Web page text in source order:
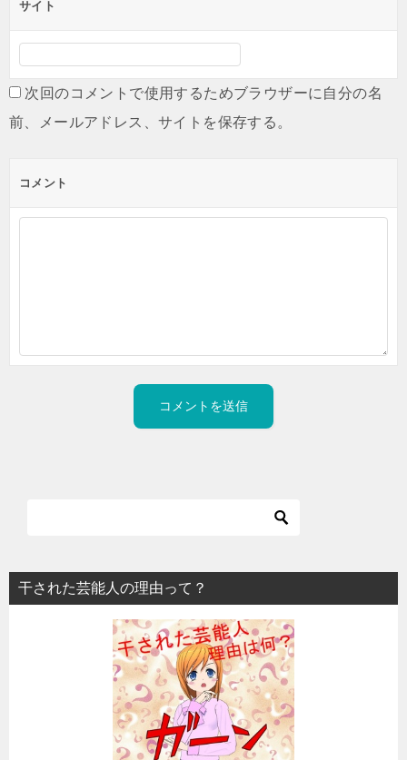
サイト
次回のコメントで使用するためブラウザーに自分の名
前、メールアドレス、サイトを保存する。
コメント
干された芸能人の理由って？